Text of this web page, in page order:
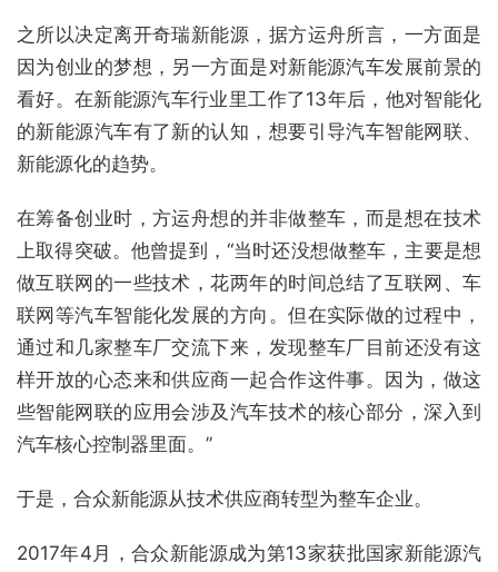
之所以决定离开奇瑞新能源，据方运舟所言，一方面是
因为创业的梦想，另一方面是对新能源汽车发展前景的
看好。在新能源汽车行业里工作了13年后，他对智能化
的新能源汽车有了新的认知，想要引导汽车智能网联、
新能源化的趋势。
在筹备创业时，方运舟想的并非做整车，而是想在技术
上取得突破。他曾提到，“当时还没想做整车，主要是想
做互联网的一些技术，花两年的时间总结了互联网、车
联网等汽车智能化发展的方向。但在实际做的过程中，
通过和几家整车厂交流下来，发现整车厂目前还没有这
样开放的心态来和供应商一起合作这件事。因为，做这
些智能网联的应用会涉及汽车技术的核心部分，深入到
汽车核心控制器里面。”
于是，合众新能源从技术供应商转型为整车企业。
2017年4月，合众新能源成为第13家获批国家新能源汽